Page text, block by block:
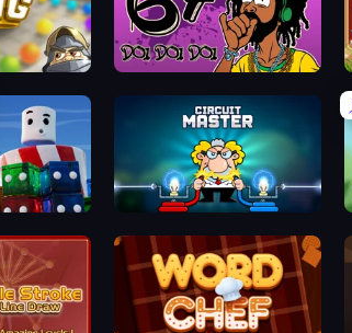
67 Doi Doi
Circuit Master